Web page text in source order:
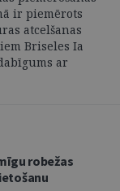
ir piemērots
atcelšanas
Briseles Ia
ar
robežas